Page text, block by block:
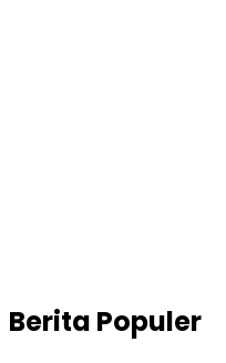
Berita Populer